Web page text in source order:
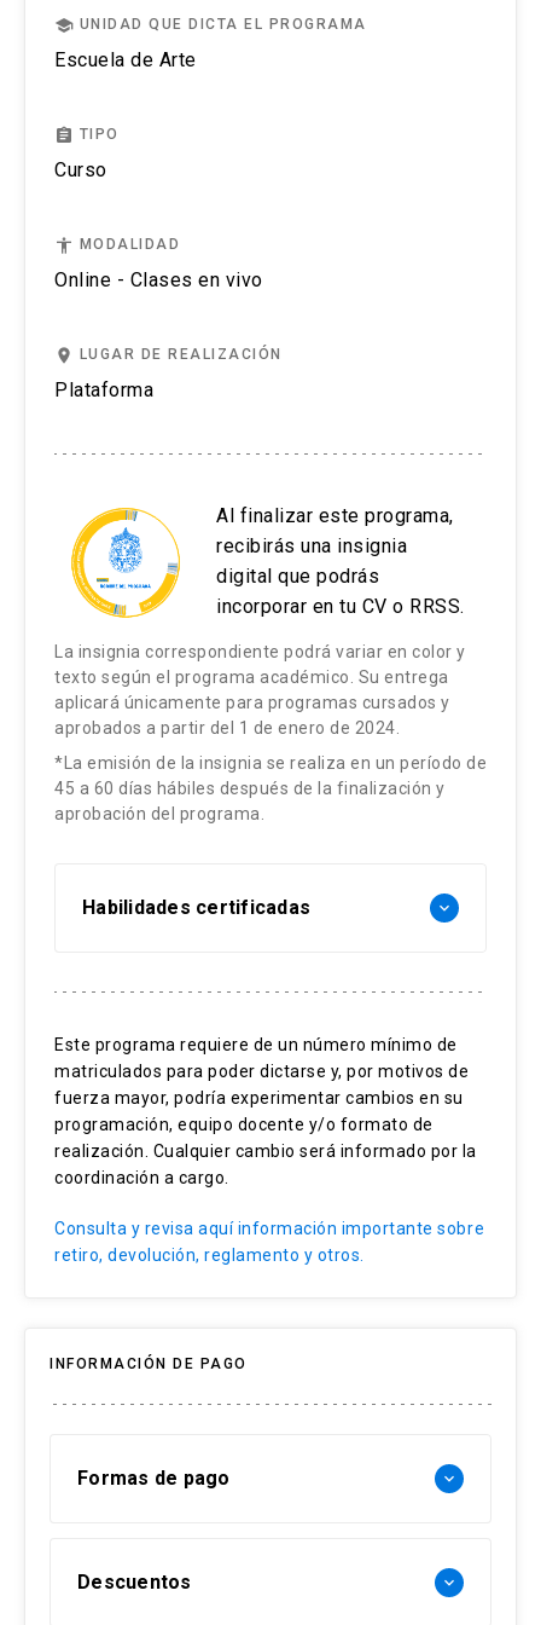
12. La fotografía descriptiva. La “otra
13. Nuevas orientaciones de la fotografía
14. Reivindicaciones sociales y políticas del
documentalismo Una mirada ética
15. Evaluación final
school UNIDAD QUE DICTA EL PROGRAMA
Escuela de Arte
assignment TIPO
Curso
accessibility MODALIDAD
Online - Clases en vivo
place LUGAR DE REALIZACIÓN
Plataforma
Al finalizar este programa,
recibirás una insignia
digital que podrás
incorporar en tu CV o RRSS.
La insignia correspondiente podrá variar en color y
texto según el programa académico. Su entrega
aplicará únicamente para programas cursados y
aprobados a partir del 1 de enero de 2024.
*La emisión de la insignia se realiza en un período de
45 a 60 días hábiles después de la finalización y
aprobación del programa.
Habilidades certificadas keyboard_arrow_down
Fotografía contemporánea
Tendencias fotográficas
Arte actual
Análisis crítico
Este programa requiere de un número mínimo de
matriculados para poder dictarse y, por motivos de
fuerza mayor, podría experimentar cambios en su
programación, equipo docente y/o formato de
realización. Cualquier cambio será informado por la
coordinación a cargo.
Consulta y revisa aquí información importante sobre
retiro, devolución, reglamento y otros.
INFORMACIÓN DE PAGO
Formas de pago keyboard_arrow_down
Descuentos keyboard_arrow_down